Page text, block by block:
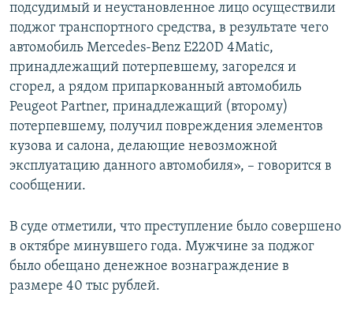
подсудимый и неустановленное лицо осуществили
поджог транспортного средства, в результате чего
автомобиль Mercedes-Benz E220D 4Matic,
принадлежащий потерпевшему, загорелся и
сгорел, а рядом припаркованный автомобиль
Peugeot Partner, принадлежащий (второму)
потерпевшему, получил повреждения элементов
кузова и салона, делающие невозможной
эксплуатацию данного автомобиля», – говорится в
сообщении.
В суде отметили, что преступление было совершено
в октябре минувшего года. Мужчине за поджог
было обещано денежное вознаграждение в
размере 40 тыс рублей.